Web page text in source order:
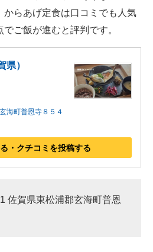
からあげ定食は口コミでも人気
ご飯が進むと評判です。
県）
海町普恩寺８５４
・クチコミを投稿する
佐賀県東松浦郡玄海町普恩